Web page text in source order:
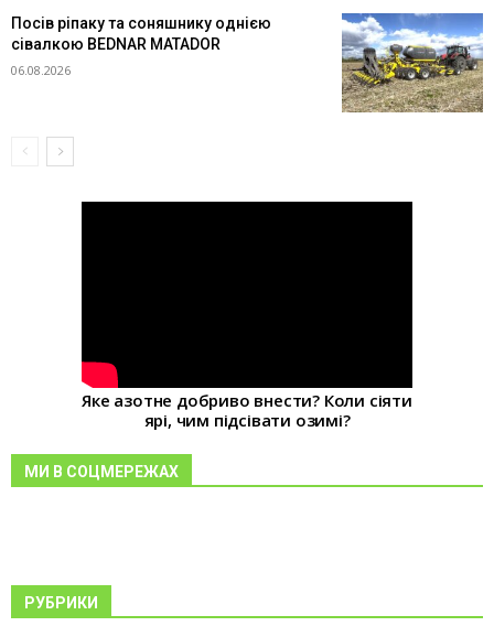
Посів ріпаку та соняшнику однією
сівалкою BEDNAR MATADOR
06.08.2026
Яке азотне добриво внести? Коли сіяти
ярі, чим підсівати озимі?
МИ В СОЦМЕРЕЖАХ
РУБРИКИ